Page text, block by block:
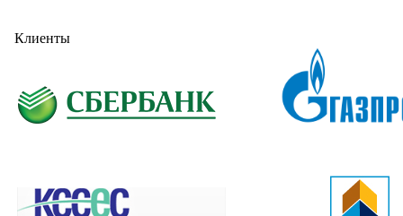
Клиенты